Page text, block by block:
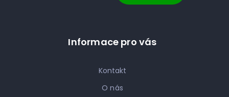
Informace pro vás
Kontakt
O nás